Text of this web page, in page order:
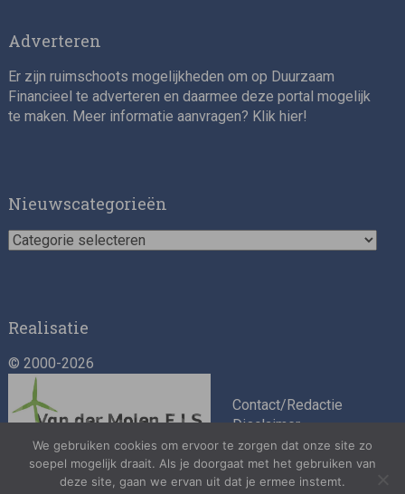
Adverteren
Er zijn ruimschoots mogelijkheden om op Duurzaam
Financieel te adverteren en daarmee deze portal mogelijk
te maken. Meer informatie aanvragen? Klik hier!
Nieuwscategorieën
Nieuwscategorieën
Realisatie
© 2000-2026
Contact/Redactie
Disclaimer
Algemene
voorwaarden
Privacybeleid
We gebruiken cookies om ervoor te zorgen dat onze site zo
soepel mogelijk draait. Als je doorgaat met het gebruiken van
deze site, gaan we ervan uit dat je ermee instemt.